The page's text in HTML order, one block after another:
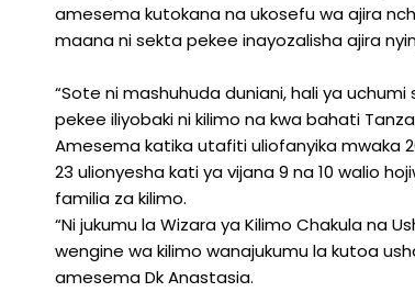
amesema kutokana na ukosefu wa ajira
maana ni sekta pekee inayozalisha ajira
“Sote ni mashuhuda duniani, hali ya
pekee iliyobaki ni kilimo na kwa bahati
Amesema katika utafiti uliofanyika mwaka
23 ulionyesha kati ya vijana 9 na 10 walio
familia za kilimo.
“Ni jukumu la Wizara ya Kilimo Chakula na
wengine wa kilimo wanajukumu la kutoa
amesema Dk Anastasia.